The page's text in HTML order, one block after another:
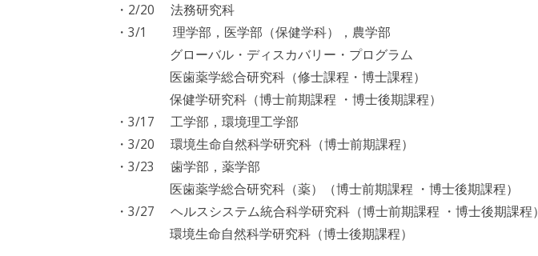
・2/20 法務研究科
・3/1 理学部，医学部（保健学科），農学部
グローバル・ディスカバリー・プログラム
医歯薬学総合研究科（修士課程・博士課程）
保健学研究科（博士前期課程 ・博士後期課程）
・3/17 工学部，環境理工学部
・3/20 環境生命自然科学研究科（博士前期課程）
・3/23 歯学部，薬学部
医歯薬学総合研究科（薬）（博士前期課程 ・博士後期課程）
・3/27 ヘルスシステム統合科学研究科（博士前期課程 ・博士後期課程）
環境生命自然科学研究科（博士後期課程）